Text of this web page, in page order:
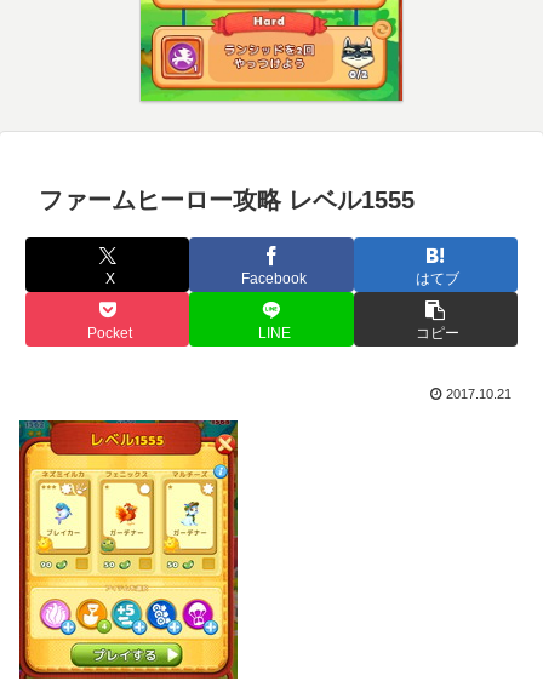
ファームヒーロー攻略 レベル1555
X Facebook はてブ
Pocket LINE コピー
2017.10.21